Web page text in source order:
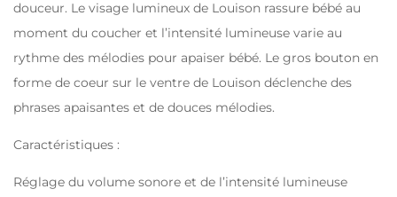
douceur. Le visage lumineux de Louison rassure bébé au
moment du coucher et l’intensité lumineuse varie au
rythme des mélodies pour apaiser bébé. Le gros bouton en
forme de coeur sur le ventre de Louison déclenche des
phrases apaisantes et de douces mélodies.
Caractéristiques :
Réglage du volume sonore et de l’intensité lumineuse